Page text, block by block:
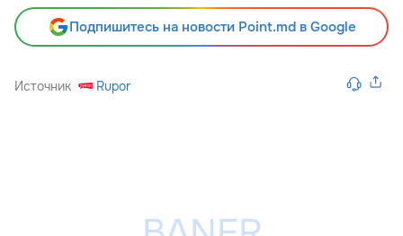
Подпишитесь на новости Point.md в Google
Источник Rupor